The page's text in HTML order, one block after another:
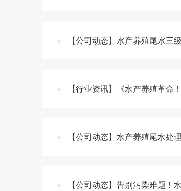
【公司动态】水产养殖尾水
【行业资讯】《水产养殖革命
【公司动态】水产养殖尾水
【公司动态】告别污染难题